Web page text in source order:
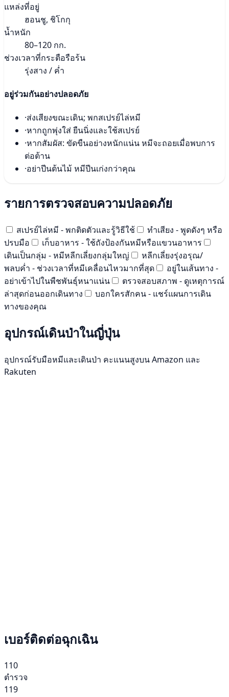
แหล่งที่อยู่
ฮอนชู, ชิโกกุ
น้ำหนัก
80–120 กก.
ช่วงเวลาที่กระตือรือร้น
รุ่งสาง / ค่ำ
อยู่ร่วมกันอย่างปลอดภัย
·ส่งเสียงขณะเดิน; พกสเปรย์ไล่หมี
·หากถูกพุ่งใส่ ยืนนิ่งและใช้สเปรย์
·หากสัมผัส: ขัดขืนอย่างหนักแน่น หมีจะถอยเมื่อพบการ
ต่อต้าน
·อย่าปีนต้นไม้ หมีปีนเก่งกว่าคุณ
รายการตรวจสอบความปลอดภัย
สเปรย์ไล่หมี - พกติดตัวและรู้วิธีใช้
ทำเสียง - พูดดังๆ หรือ
ปรบมือ
เก็บอาหาร - ใช้ถังป้องกันหมีหรือแขวนอาหาร
เดินเป็นกลุ่ม - หมีหลีกเลี่ยงกลุ่มใหญ่
หลีกเลี่ยงรุ่งอรุณ/
พลบค่ำ - ช่วงเวลาที่หมีเคลื่อนไหวมากที่สุด
อยู่ในเส้นทาง -
อย่าเข้าไปในพืชพันธุ์หนาแน่น
ตรวจสอบสภาพ - ดูเหตุการณ์
ล่าสุดก่อนออกเดินทาง
บอกใครสักคน - แชร์แผนการเดิน
ทางของคุณ
อุปกรณ์เดินป่าในญี่ปุ่น
อุปกรณ์รับมือหมีและเดินป่า คะแนนสูงบน Amazon และ
Rakuten
เบอร์ติดต่อฉุกเฉิน
110
ตำรวจ
119